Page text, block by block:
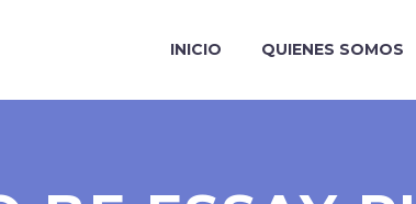
INICIO QUIENES SOMOS